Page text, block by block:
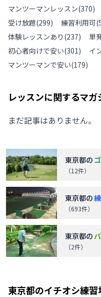
マンツーマンレッスン(370)
受け放題(299) 練習利用可(
体験レッスンあり (237) 単
初心者向けで安い(301) イ
マンツーマンで安い(179)
レッスンに関するマガ
まだ記事はありません。
東京都の
（12件）
東京都の
（693件）
東京都の
（2件）
東京都のイチオシ練習